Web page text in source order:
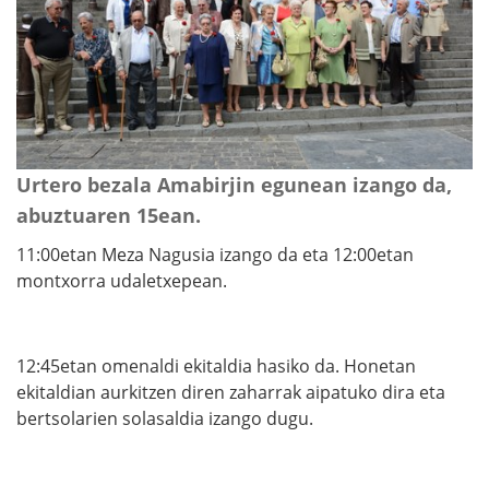
Urtero bezala Amabirjin egunean izango da,
abuztuaren 15ean.
11:00etan Meza Nagusia izango da eta 12:00etan
montxorra udaletxepean.
12:45etan omenaldi ekitaldia hasiko da. Honetan
ekitaldian aurkitzen diren zaharrak aipatuko dira eta
bertsolarien solasaldia izango dugu.